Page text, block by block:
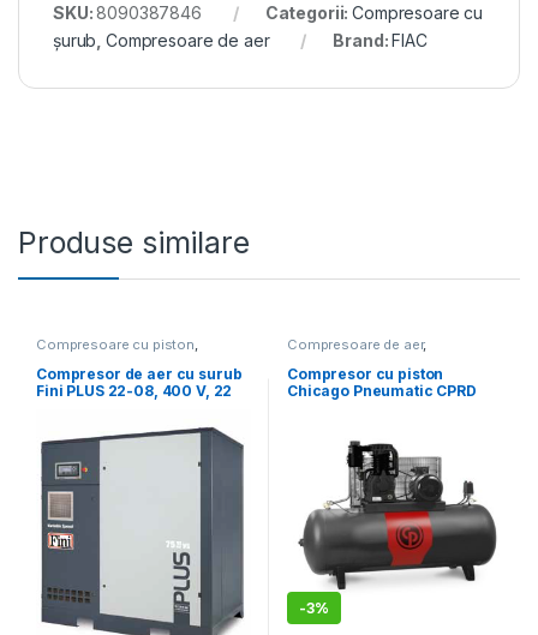
SKU:8090387846 Categorii:Compresoare cu
șurub ,Compresoare de aer Brand:FIAC
Produse similare
Compresoare cu piston
Compresoare de aer
Compresor de aer cu surub
Fini PLUS 22-08, 400 V, 22
Compresoare de aer,
Compresoare trifazate
Compresor cu piston
Chicago Pneumatic CPRD
-3%